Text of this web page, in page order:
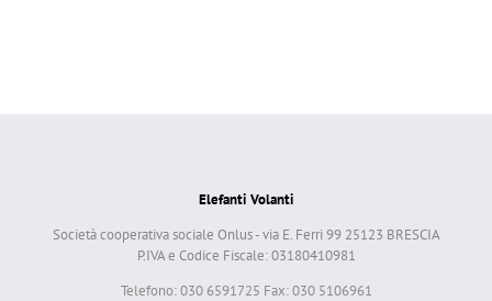
Elefanti Volanti
Società cooperativa sociale Onlus - via E. Ferri 99 25123 BRESCIA
P.IVA e Codice Fiscale: 03180410981
Telefono: 030 6591725 Fax: 030 5106961